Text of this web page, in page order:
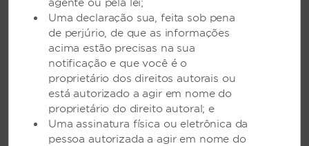
pessoas com mobilidade reduzida
Terreno plano entre o estacionamento ente e a
entrada
Entrada do hotel com acesso por cadeira de
rodas
Estacionamento /ponto de desembarque
próximo à entrada
Rampa de acesso
agente ou pela lei;
Uma declaração sua, feita sob pena
de perjúrio, de que as informações
acima estão precisas na sua
notificação e que você é o
proprietário dos direitos autorais ou
está autorizado a agir em nome do
proprietário do direito autoral; e
Uma assinatura física ou eletrônica da
pessoa autorizada a agir em nome do